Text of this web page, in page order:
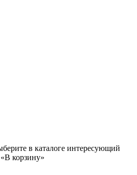
в каталоге интересующий
корзину»